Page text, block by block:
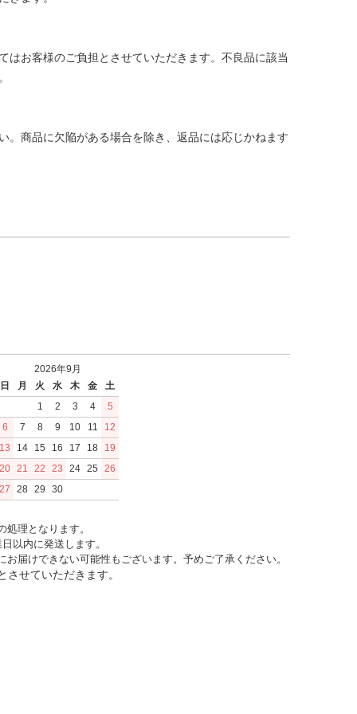
はお客様のご負担とさせていただきます。不良品に該当
。商品に欠陥がある場合を除き、返品には応じかねます
2026年9月
日
月 火 水 木 金
土
1
2 3 4
5
6
7 8 9 10 11
12
13
14 15 16 17 18
19
20 21 22 23 24 25
26
27
28 29 30
処理となります。
以内に発送します。
お届けできない可能性もございます。予めご了承ください。
させていただきます。